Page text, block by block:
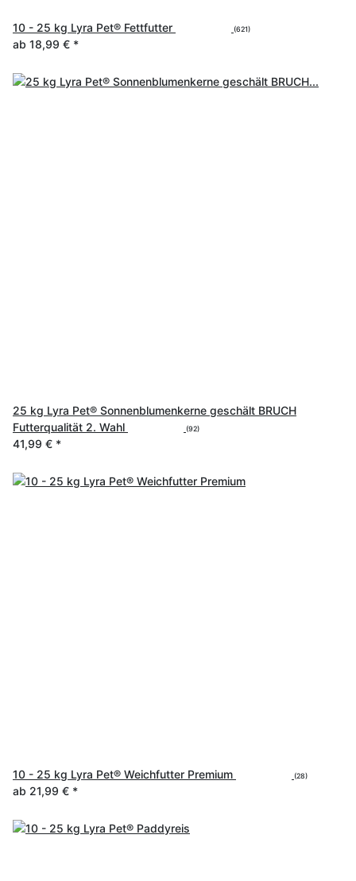
10 - 25 kg Lyra Pet® Fettfutter (621)
ab 18,99 € *
25 kg Lyra Pet® Sonnenblumenkerne geschält BRUCH
Futterqualität 2. Wahl
(92)
41,99 € *
10 - 25 kg Lyra Pet® Weichfutter Premium (28)
ab 21,99 € *